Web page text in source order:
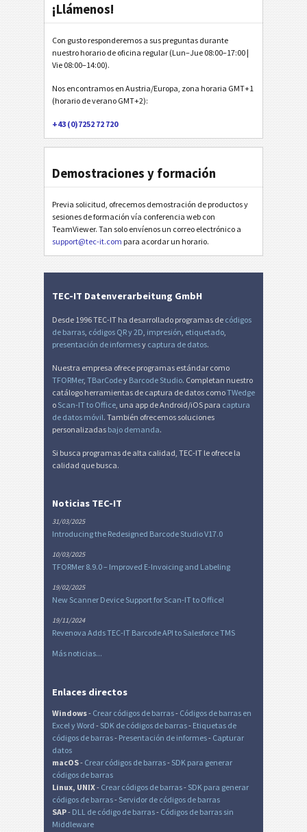
¡Llámenos!
Con gusto responderemos a sus preguntas durante
nuestro horario de oficina regular (Lun–Jue 08:00–17:00 |
Vie 08:00–14:00).
Nos encontramos en Austria/Europa, zona horaria GMT+1
(horario de verano GMT+2):
+43 (0)7252 72 720
Demostraciones y formación
Previa solicitud, ofrecemos demostración de productos y
sesiones de formación vía conferencia web con
TeamViewer. Tan solo envíenos un correo electrónico a
support@tec-it.com para acordar un horario.
TEC-IT Datenverarbeitung GmbH
Desde 1996 TEC-IT ha desarrollado programas de códigos
de barras códigos QR y 2D impresión etiquetado
presentación de informesy captura de datos.
Nuestra empresa ofrece programas estándar como
TFORMer, TBarCodey Barcode Studio. Completan nuestro
catálogo herramientas de captura de datos comoTWedge
o Scan-IT to Office , una app de Android/iOS para captura
de datos móvil. También ofrecemos soluciones
personalizadas bajo demanda.
Si busca programas de alta calidad, TEC-IT le ofrece la
calidad que busca.
Noticias TEC-IT
31/03/2025
Introducing the Redesigned Barcode Studio V17.0
10/03/2025
TFORMer 8.9.0 – Improved E-Invoicing and Labeling
19/02/2025
New Scanner Device Support for Scan-IT to Office!
19/11/2024
Revenova Adds TEC-IT Barcode API to Salesforce TMS
Más noticias...
Enlaces directos
Windows- Crear códigos de barras- Códigos de barras en
Excel y Word - SDK de códigos de barras- Etiquetas de
códigos de barras- Presentación de informes- Capturar
datos
macOS- Crear códigos de barras- SDK para generar
códigos de barras
Linux, UNIX- Crear códigos de barras- SDK para generar
códigos de barras- Servidor de códigos de barras
SAP- DLL de código de barras- Códigos de barras sin
Middleware